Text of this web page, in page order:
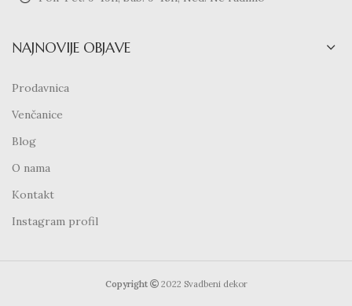
NAJNOVIJE OBJAVE
Prodavnica
Venčanice
Blog
O nama
Kontakt
Instagram profil
Copyright 2022 Svadbeni dekor